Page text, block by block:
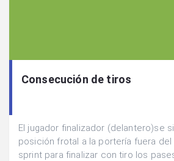
Consecución de tiros
El jugador finalizador (delantero)se
posición frotal a la portería fuera del
sprint para finalizar con tiro los